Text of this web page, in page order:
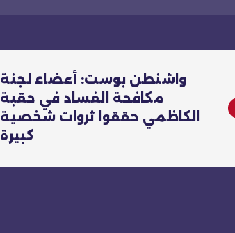
واشنطن بوست: أعضاء لجنة
مكافحة الفساد في حقبة
الكاظمي حققوا ثروات شخصية
كبيرة